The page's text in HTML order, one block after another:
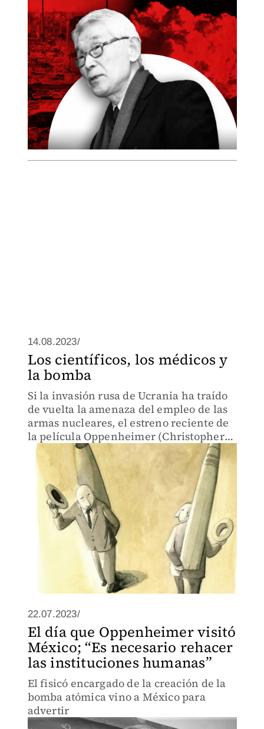
14.08.2023/
Los científicos, los médicos y
la bomba
Si la invasión rusa de Ucrania ha traído
de vuelta la amenaza del empleo de las
armas nucleares, el estreno reciente de
la película Oppenheimer (Christopher
Nolan, 2023) ha levantado una ola de
comentarios y análisis.
22.07.2023/
El día que Oppenheimer visitó
México; “Es necesario rehacer
las instituciones humanas”
El fisicó encargado de la creación de la
bomba atómica vino a México para
advertir